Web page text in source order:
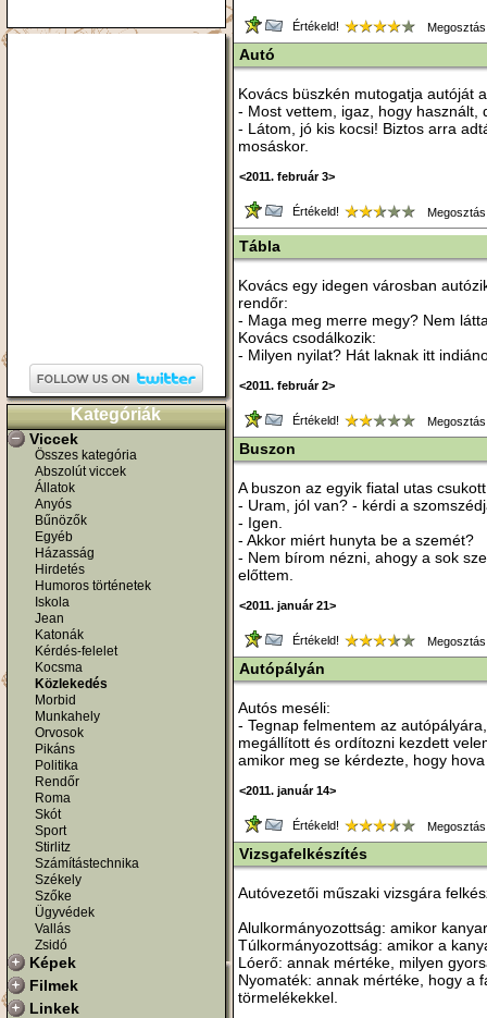
Kategóriák
Viccek
Összes kategória
Abszolút viccek
Állatok
Anyós
Bűnözők
Egyéb
Házasság
Hirdetés
Humoros történetek
Iskola
Jean
Katonák
Kérdés-felelet
Kocsma
Közlekedés
Morbid
Munkahely
Orvosok
Pikáns
Politika
Rendőr
Roma
Skót
Sport
Stirlitz
Számítástechnika
Székely
Szőke
Ügyvédek
Vallás
Zsidó
Képek
Filmek
Linkek
Értékeld!
Autó
Kovács büszkén mutogatja autóját
- Most vettem, igaz, hogy használt,
- Látom, jó kis kocsi! Biztos arra
mosáskor.
<2011. február 3>
Értékeld!
Tábla
Kovács egy idegen városban
rendőr:
- Maga meg merre megy? Nem
Kovács csodálkozik:
- Milyen nyilat? Hát laknak itt
<2011. február 2>
Értékeld!
Buszon
A buszon az egyik fiatal utas
- Uram, jól van? - kérdi a
- Igen.
- Akkor miért hunyta be a szemét?
- Nem bírom nézni, ahogy a sok
előttem.
<2011. január 21>
Értékeld!
Autópályán
Autós meséli:
- Tegnap felmentem az
megállított és ordítozni kezdett
amikor meg se kérdezte, hogy
<2011. január 14>
Értékeld!
Vizsgafelkészítés
Autóvezetői műszaki vizsgára
Alulkormányozottság: amikor
Túlkormányozottság: amikor a
Lóerő: annak mértéke, milyen
Nyomaték: annak mértéke, hogy a
törmelékekkel.